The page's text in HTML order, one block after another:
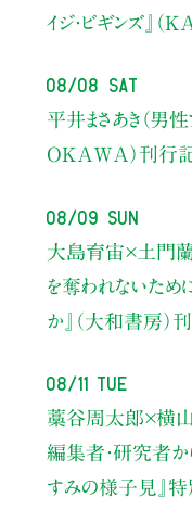
イジ・ビギンズ』
08/08 Sat
平井まさあき（男性
OKAWA）刊行
08/09 Sun
大島育宙×土門
を奪われないために
か』（大和書房）
08/11 Tue
藁谷周太郎×横山
編集者・研究者か
すみの様子見』特